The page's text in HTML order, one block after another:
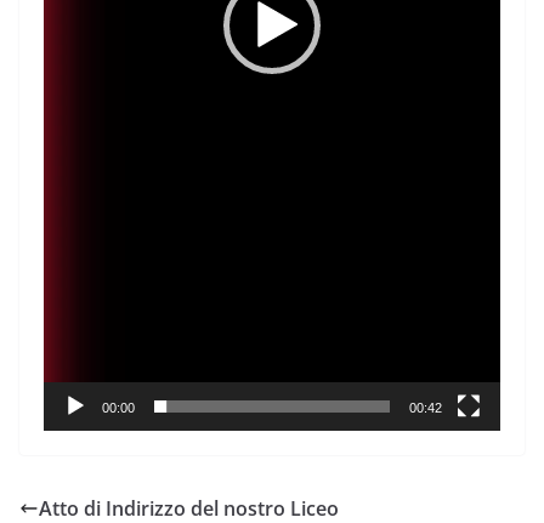
00:00 00:42
Atto di Indirizzo del nostro Liceo